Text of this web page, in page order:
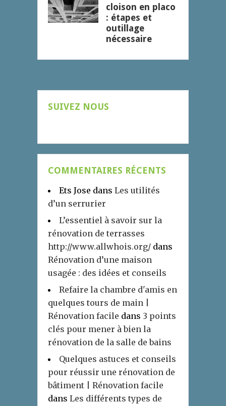
cloison en placo
: étapes et
outillage
nécessaire
SUIVEZ NOUS
COMMENTAIRES RÉCENTS
Ets Jose dans Les utilités
d’un serrurier
L’essentiel à savoir sur la
rénovation de terrasses
http://www.allwhois.org/ dans
Rénovation d’une maison
usagée : des idées et conseils
Refaire la chambre d'amis en
quelques tours de main |
Rénovation facile dans 3 points
clés pour mener à bien la
rénovation de la salle de bains
Quelques astuces et conseils
pour réussir une rénovation de
bâtiment | Rénovation facile
dans Les différents types de